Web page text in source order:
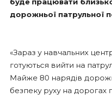
дорожньої патрульної
«Зараз у навчальних
готуються вийти на
Майже 80 нарядів
безпеку руху на дорогах